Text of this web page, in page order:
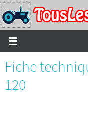
Passer
vers
le
contenu
Fiche
120